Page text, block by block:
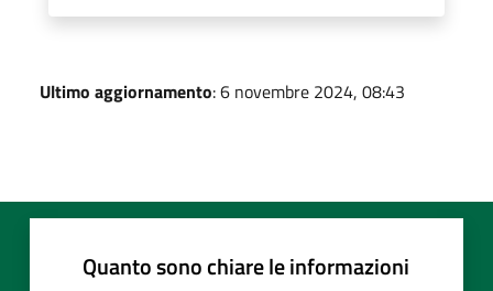
Ultimo aggiornamento: 6 novembre 2024, 08:43
Quanto sono chiare le informazioni